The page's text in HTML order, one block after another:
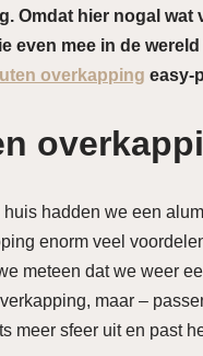
Omdat hier nogal wat
even mee in de
overkapping easy-
huis hadden we een
enorm veel
meteen dat we weer
maar –
meer sfeer uit en past